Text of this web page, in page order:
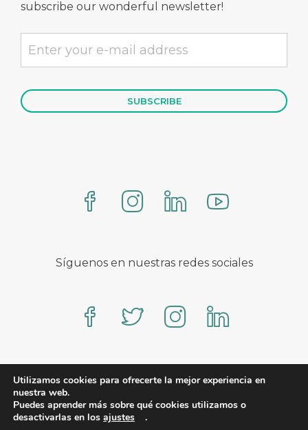
subscribe our wonderful newsletter!
Síguenos en nuestras redes sociales
Proteo – A WooCommerce theme by YITH
Utilizamos cookies para ofrecerte la mejor experiencia en
nuestra web.
Puedes aprender más sobre qué cookies utilizamos o
desactivarlas en los ajustes .